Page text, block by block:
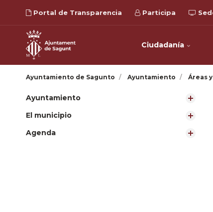
Portal de Transparencia Participa
Ciudadanía
Ayuntamiento de Sagunto Ayuntamiento Áreas
Ayuntamiento
El municipio
Agenda